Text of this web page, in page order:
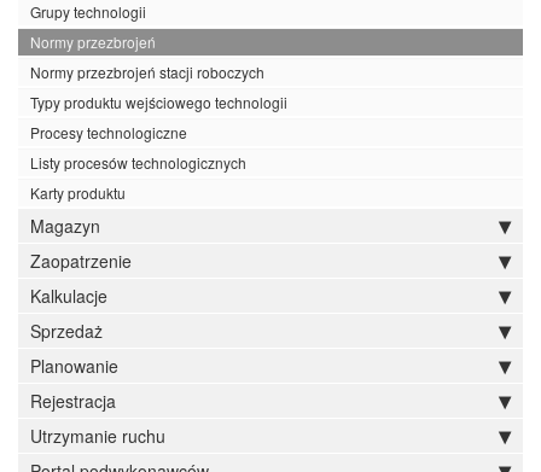
Grupy technologii
Normy przezbrojeń
Normy przezbrojeń stacji roboczych
Typy produktu wejściowego technologii
Procesy technologiczne
Listy procesów technologicznych
Karty produktu
Magazyn
Zaopatrzenie
Kalkulacje
Sprzedaż
Planowanie
Rejestracja
Utrzymanie ruchu